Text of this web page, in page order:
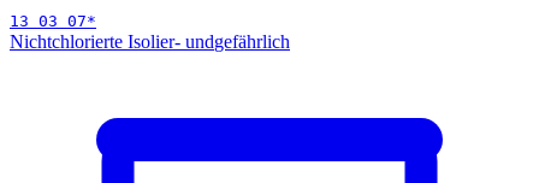
13 03 07*
Nichtchlorierte Isolier- undgefährlich